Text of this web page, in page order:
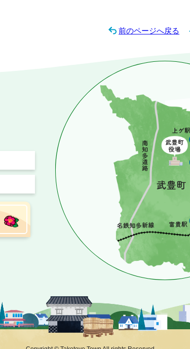
前のページへ戻る